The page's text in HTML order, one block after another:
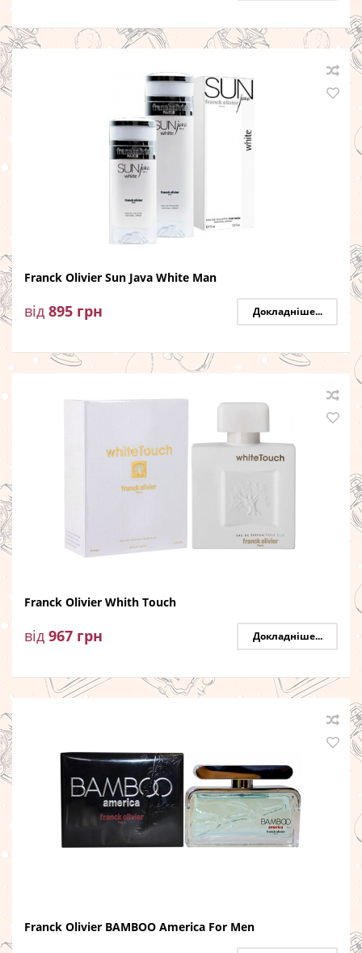
Franck Olivier Sun Java White Man
від 895 грн Докладніше...
Franck Olivier Whith Touch
від 967 грн Докладніше...
Franck Olivier BAMBOO America For Men